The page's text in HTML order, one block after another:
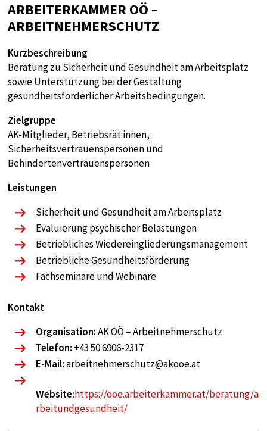
ARBEITERKAMMER OÖ –
ARBEITNEHMERSCHUTZ
Kurzbeschreibung
Beratung zu Sicherheit und Gesundheit am Arbeitsplatz
sowie Unterstützung bei der Gestaltung
gesundheitsförderlicher Arbeitsbedingungen.
Zielgruppe
AK-Mitglieder, Betriebsrät:innen,
Sicherheitsvertrauenspersonen und
Behindertenvertrauenspersonen
Leistungen
Sicherheit und Gesundheit am Arbeitsplatz
Evaluierung psychischer Belastungen
Betriebliches Wiedereingliederungsmanagement
Betriebliche Gesundheitsförderung
Fachseminare und Webinare
Kontakt
Organisation:AK OÖ – Arbeitnehmerschutz
Telefon: +43 50 6906-2317
E-Mail:arbeitnehmerschutz@akooe.at
Website:https://ooe.arbeiterkammer.at/beratung/a
rbeitundgesundheit/